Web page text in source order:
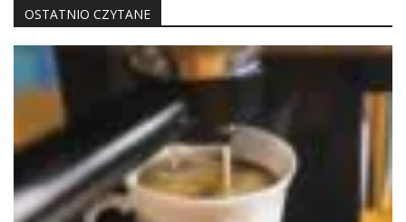
OSTATNIO CZYTANE